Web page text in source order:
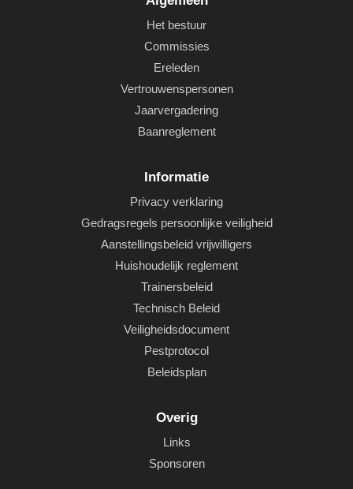
Het bestuur
Commissies
Ereleden
Vertrouwenspersonen
Jaarvergadering
Baanreglement
Informatie
Privacy verklaring
Gedragsregels persoonlijke veiligheid
Aanstellingsbeleid vrijwilligers
Huishoudelijk reglement
Trainersbeleid
Technisch Beleid
Veiligheidsdocument
Pestprotocol
Beleidsplan
Overig
Links
Sponsoren